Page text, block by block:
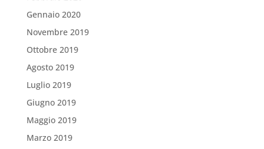
Gennaio 2020
Novembre 2019
Ottobre 2019
Agosto 2019
Luglio 2019
Giugno 2019
Maggio 2019
Marzo 2019